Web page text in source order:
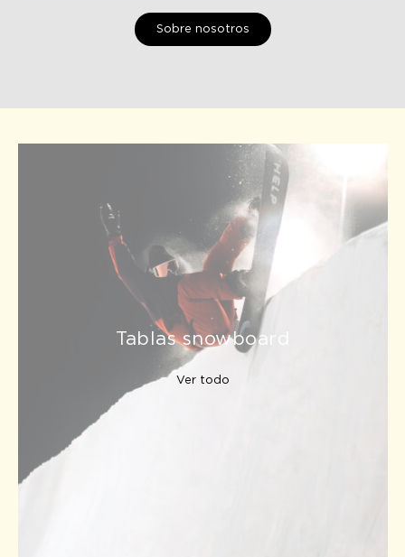
Sobre nosotros
Tablas snowboard
Ver todo